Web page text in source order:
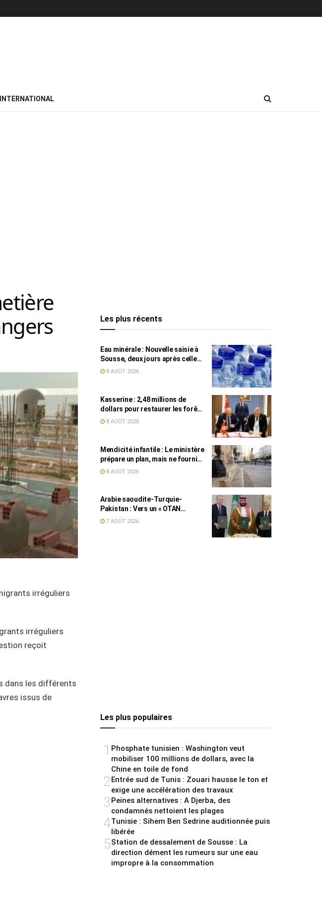
INTERNATIONAL
irréguliers
irréguliers
reçoit
dans les différents
issus de
Les plus récents
Eau minérale : Nouvelle saisie à
Sousse, deux jours après celle
des grossistes
8 AOÛT 2026
Kasserine : 2,48 millions de
dollars pour restaurer les forêts
de pin d’Alep
8 AOÛT 2026
Mendicité infantile : Le ministère
prépare un plan, mais ne fournit
toujours aucun chiffre
8 AOÛT 2026
Arabie saoudite-Turquie-
Pakistan : Vers un « OTAN
islamique » ?
7 AOÛT 2026
Les plus populaires
1 Phosphate tunisien : Washington veut
mobiliser 100 millions de dollars, avec la
Chine en toile de fond
2Entrée sud de Tunis : Zouari hausse le ton et
exige une accélération des travaux
3Peines alternatives : A Djerba, des
condamnés nettoient les plages
4Tunisie : Sihem Ben Sedrine auditionnée puis
libérée
5Station de dessalement de Sousse : La
direction dément les rumeurs sur une eau
impropre à la consommation